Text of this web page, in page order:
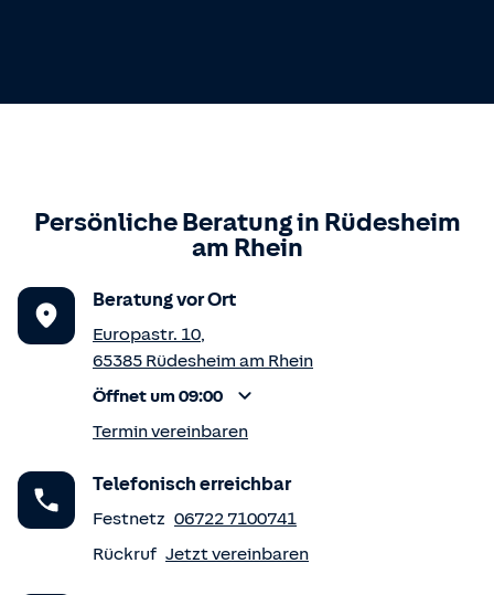
Persönliche Beratung in Rüdesheim
am Rhein
Beratung vor Ort
Europastr. 10,
65385 Rüdesheim am Rhein
Öffnet um 09:00
Termin vereinbaren
Telefonisch erreichbar
Festnetz 06722 7100741
Rückruf Jetzt vereinbaren